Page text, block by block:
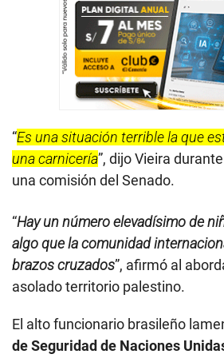
“Es una situación terrible la que
una carnicería”, dijo Vieira
una comisión del Senado.
“Hay un número elevadísimo de
algo que la comunidad
brazos cruzados”, afirmó al
asolado territorio palestino.
El alto funcionario brasileño
de Seguridad de Naciones